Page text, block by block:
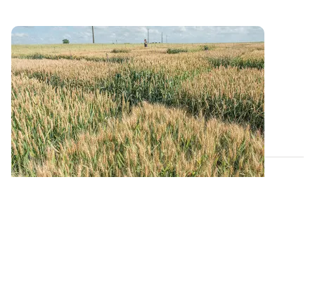
Maladies du blé tendre - Une résistance
variétale à exploiter pleinement
ARVALIS a caractérisé le niveau de résistance des
nouvelles variétés de blé tendre aux...
21 OCT. 2019